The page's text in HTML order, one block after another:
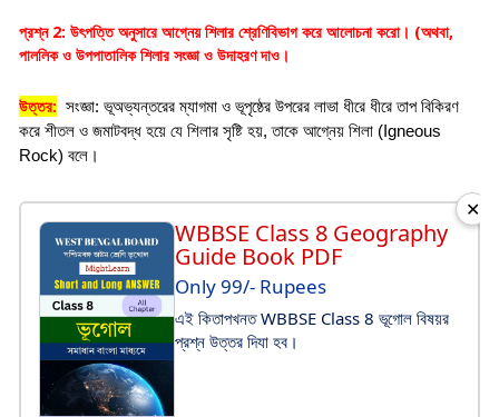
প্রশ্ন 2: উৎপত্তি অনুসারে আগ্নেয় শিলার শ্রেণিবিভাগ করে আলোচনা করো। (অথবা,
পাললিক ও উপপাতালিক শিলার সংজ্ঞা ও উদাহরণ দাও।
উত্তর: সংজ্ঞা: ভূঅভ্যন্তরের ম্যাগমা ও ভূপৃষ্ঠের উপরের লাভা ধীরে ধীরে তাপ বিকিরণ
করে শীতল ও জমাটবদ্ধ হয়ে যে শিলার সৃষ্টি হয়, তাকে আগ্নেয় শিলা (Igneous
Rock) বলে।
WBBSE Class 8 Geography
Guide Book PDF
Only 99/- Rupees
এই কিতাপখনত WBBSE Class 8 ভূগোল বিষয়র
প্রশ্ন উত্তর দিযা হব।
✕